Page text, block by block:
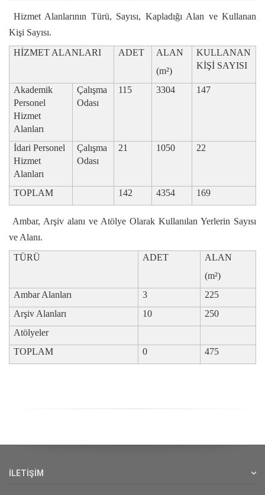
Hizmet Alanlarının Türü, Sayısı, Kapladığı Alan ve Kullanan
Kişi Sayısı.
HİZMET ALANLARI
ADET
ALAN
(m²)
KULLANAN
KİŞİ SAYISI
Akademik
Personel
Hizmet
Alanları
Çalışma
Odası
115 3304 147
İdari Personel
Hizmet
Alanları
Çalışma
Odası
21 1050 22
TOPLAM 142 4354 169
Ambar, Arşiv alanı ve Atölye Olarak Kullanılan Yerlerin Sayısı
ve Alanı.
TÜRÜ
ADET
ALAN
(m²)
Ambar Alanları
3
225
Arşiv Alanları
10
250
Atölyeler
TOPLAM
0 475
İLETİŞİM